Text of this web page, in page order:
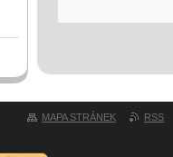
MAPA STRÁNEK RSS